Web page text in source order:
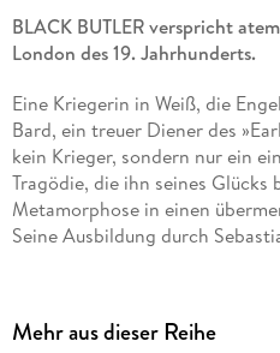
BLACK BUTLER verspricht
London des 19. Jahrhunderts.
Eine Kriegerin in Weiß, die
Bard, ein treuer Diener des
kein Krieger, sondern nur ein
Tragödie, die ihn seines Glücks
Metamorphose in einen
Seine Ausbildung durch
Einzigartiger Mix aus Krimi,
Mehr aus dieser Reihe